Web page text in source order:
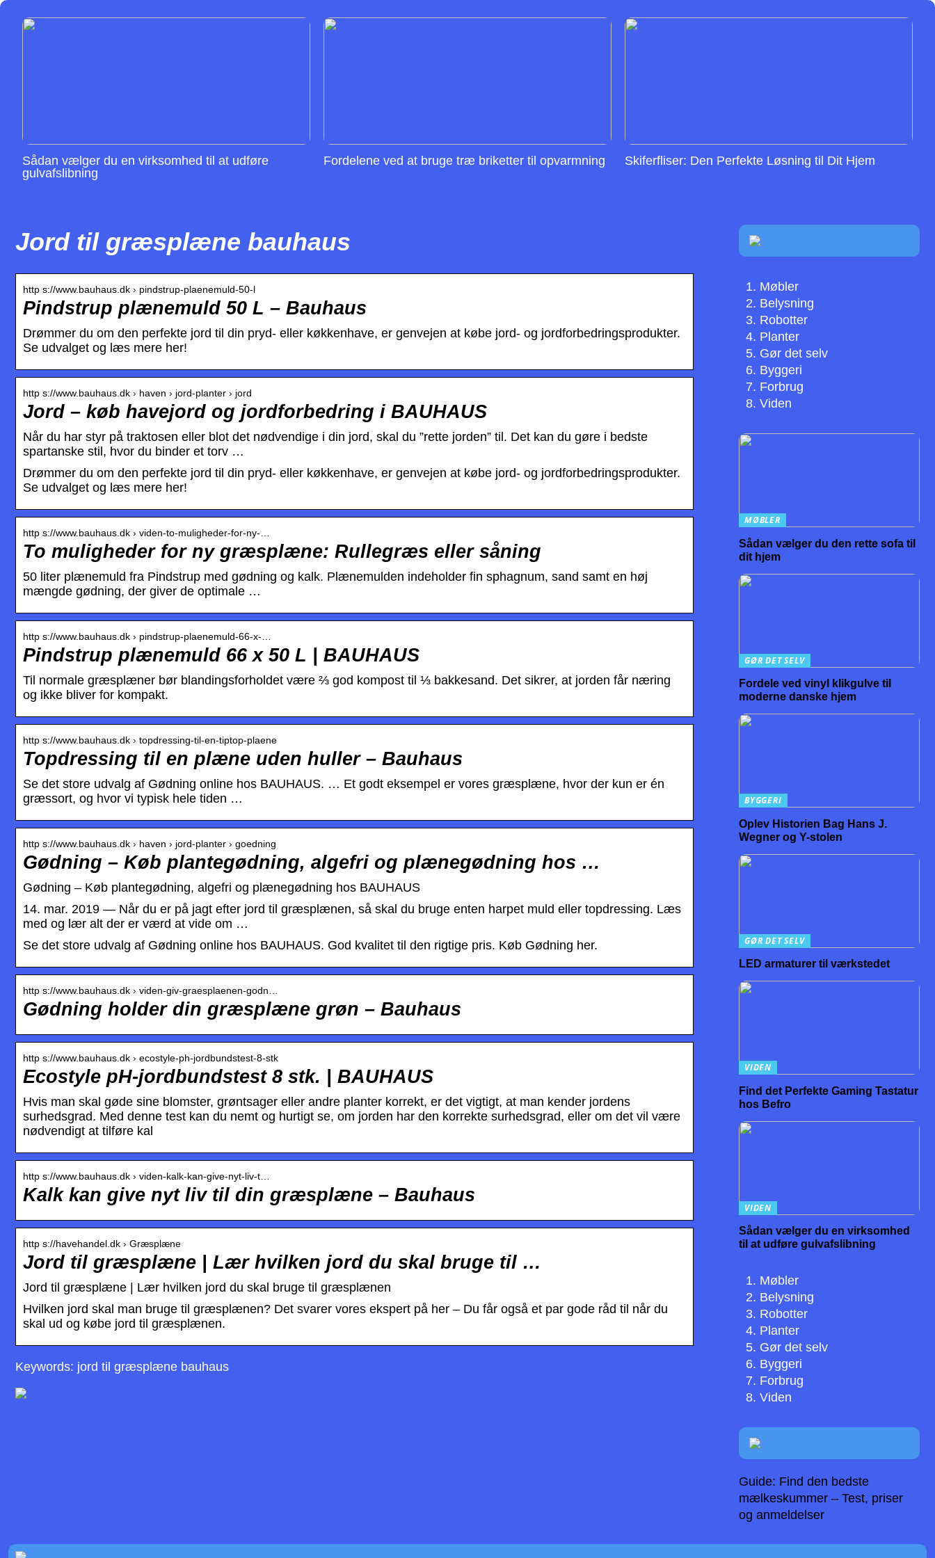
Sådan vælger du en virksomhed til at udføre
gulvafslibning
Fordelene ved at bruge træ briketter til opvarmning Skiferfliser: Den Perfekte Løsning til Dit Hjem
Jord til græsplæne bauhaus
http s://www.bauhaus.dk › pindstrup-plaenemuld-50-l
Pindstrup plænemuld 50 L – Bauhaus
Drømmer du om den perfekte jord til din pryd- eller køkkenhave, er genvejen at købe jord- og jordforbedringsprodukter.
Se udvalget og læs mere her!
http s://www.bauhaus.dk › haven › jord-planter › jord
Jord – køb havejord og jordforbedring i BAUHAUS
Når du har styr på traktosen eller blot det nødvendige i din jord, skal du ”rette jorden” til. Det kan du gøre i bedste
spartanske stil, hvor du binder et torv …
Drømmer du om den perfekte jord til din pryd- eller køkkenhave, er genvejen at købe jord- og jordforbedringsprodukter.
Se udvalget og læs mere her!
http s://www.bauhaus.dk › viden-to-muligheder-for-ny-…
To muligheder for ny græsplæne: Rullegræs eller såning
50 liter plænemuld fra Pindstrup med gødning og kalk. Plænemulden indeholder fin sphagnum, sand samt en høj
mængde gødning, der giver de optimale …
http s://www.bauhaus.dk › pindstrup-plaenemuld-66-x-…
Pindstrup plænemuld 66 x 50 L | BAUHAUS
Til normale græsplæner bør blandingsforholdet være ⅔ god kompost til ⅓ bakkesand. Det sikrer, at jorden får næring
og ikke bliver for kompakt.
http s://www.bauhaus.dk › topdressing-til-en-tiptop-plaene
Topdressing til en plæne uden huller – Bauhaus
Se det store udvalg af Gødning online hos BAUHAUS. … Et godt eksempel er vores græsplæne, hvor der kun er én
græssort, og hvor vi typisk hele tiden …
http s://www.bauhaus.dk › haven › jord-planter › goedning
Gødning – Køb plantegødning, algefri og plænegødning hos …
Gødning – Køb plantegødning, algefri og plænegødning hos BAUHAUS
14. mar. 2019 — Når du er på jagt efter jord til græsplænen, så skal du bruge enten harpet muld eller topdressing. Læs
med og lær alt der er værd at vide om …
Se det store udvalg af Gødning online hos BAUHAUS. God kvalitet til den rigtige pris. Køb Gødning her.
http s://www.bauhaus.dk › viden-giv-graesplaenen-godn…
Gødning holder din græsplæne grøn – Bauhaus
http s://www.bauhaus.dk › ecostyle-ph-jordbundstest-8-stk
Ecostyle pH-jordbundstest 8 stk. | BAUHAUS
Hvis man skal gøde sine blomster, grøntsager eller andre planter korrekt, er det vigtigt, at man kender jordens
surhedsgrad. Med denne test kan du nemt og hurtigt se, om jorden har den korrekte surhedsgrad, eller om det vil være
nødvendigt at tilføre kal
http s://www.bauhaus.dk › viden-kalk-kan-give-nyt-liv-t…
Kalk kan give nyt liv til din græsplæne – Bauhaus
http s://havehandel.dk › Græsplæne
Jord til græsplæne | Lær hvilken jord du skal bruge til …
Jord til græsplæne | Lær hvilken jord du skal bruge til græsplænen
Hvilken jord skal man bruge til græsplænen? Det svarer vores ekspert på her – Du får også et par gode råd til når du
skal ud og købe jord til græsplænen.
Keywords: jord til græsplæne bauhaus
Møbler
Belysning
Robotter
Planter
Gør det selv
Byggeri
Forbrug
Viden
MØBLER
Sådan vælger du den rette sofa til
dit hjem
GØR DET SELV
Fordele ved vinyl klikgulve til
moderne danske hjem
BYGGERI
Oplev Historien Bag Hans J.
Wegner og Y-stolen
GØR DET SELV
LED armaturer til værkstedet
VIDEN
Find det Perfekte Gaming Tastatur
hos Befro
VIDEN
Sådan vælger du en virksomhed
til at udføre gulvafslibning
Møbler
Belysning
Robotter
Planter
Gør det selv
Byggeri
Forbrug
Viden
Guide: Find den bedste
mælkeskummer – Test, priser
og anmeldelser